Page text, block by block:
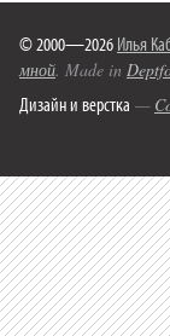
© 2000—2026 Илья
мной. Made in
Дизайн и верстка —